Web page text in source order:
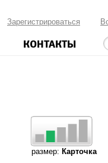
Зарегистрироваться
КОНТАКТЫ
размер: Карточка